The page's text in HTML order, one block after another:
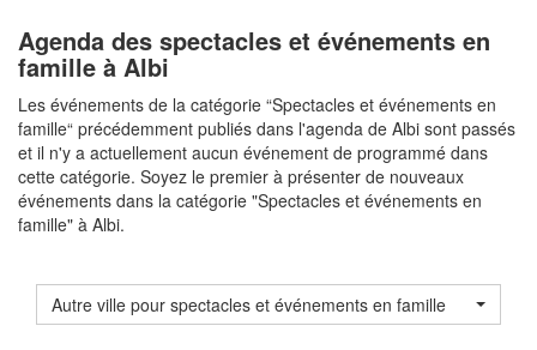
Agenda des spectacles et événements en
famille à Albi
Les événements de la catégorie “Spectacles et événements en
famille“ précédemment publiés dans l'agenda de Albi sont passés
et il n'y a actuellement aucun événement de programmé dans
cette catégorie. Soyez le premier à présenter de nouveaux
événements dans la catégorie "Spectacles et événements en
famille" à Albi.
Autre ville pour spectacles et événements en famille